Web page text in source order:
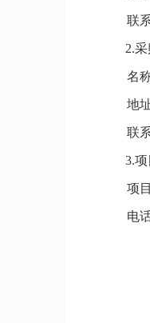
联
2.采
名
地
联
3.项
项
电